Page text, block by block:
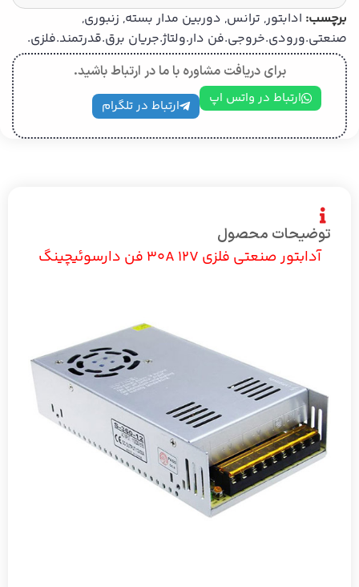
برچسب: ادابتور, ترانس, دوربین مدار بسته, زنبوری,
صنعتی.ورودی.خروجی.فن دار.ولتاژ.جریان برق.قدرتمند.فلزی.
برای دریافت مشاوره با ما در ارتباط باشید.
ارتباط در واتس اپ ارتباط در تلگرام
توضیحات محصول
آدابتور صنعتی فلزی 30A 12V فن دارسوئیچینگ